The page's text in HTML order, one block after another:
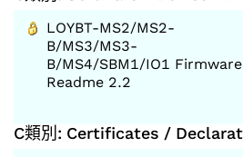
LOYBT-MS2/MS2-
B/MS3/MS3-
B/MS4/SBM1/IO1 Firmware
Readme 2.2
C類別: Certificates /